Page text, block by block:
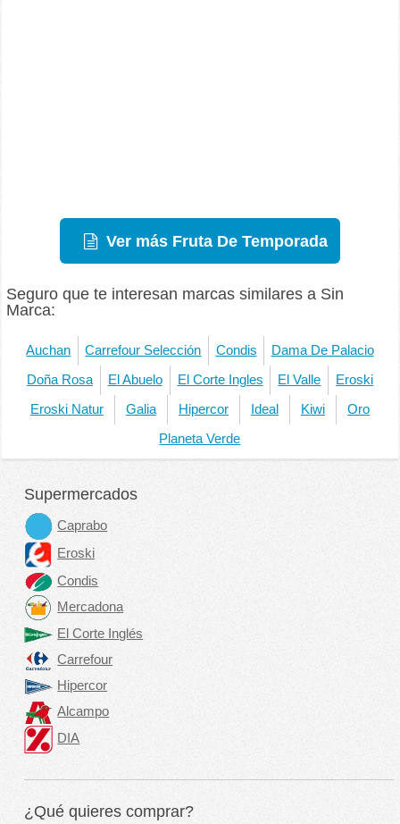
Ver más Fruta De Temporada
Seguro que te interesan marcas similares a Sin
Marca:
Auchan Carrefour Selección Condis Dama De Palacio
Doña Rosa El Abuelo El Corte Ingles El Valle Eroski
Eroski Natur Galia Hipercor Ideal Kiwi Oro
Planeta Verde
Supermercados
Caprabo
Eroski
Condis
Mercadona
El Corte Inglés
Carrefour
Hipercor
Alcampo
DIA
¿Qué quieres comprar?